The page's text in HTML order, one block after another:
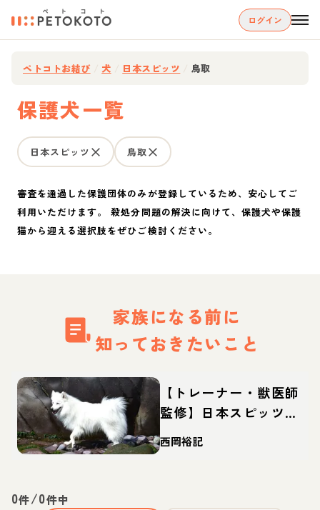
ログイン
ペトコトお結び 犬 日本スピッツ 鳥取
保護犬一覧
日本スピッツ 鳥取
審査を通過した保護団体のみが登録しているため、安心してご
利用いただけます。 殺処分問題の解決に向けて、保護犬や保護
猫から迎える選択肢をぜひご検討ください。
家族になる前に
知っておきたいこと
【トレーナー・獣医師
監修】日本スピッツっ
てどんな犬？性格・特
徴・育て方・迎え方
西岡裕記
0件/0件中